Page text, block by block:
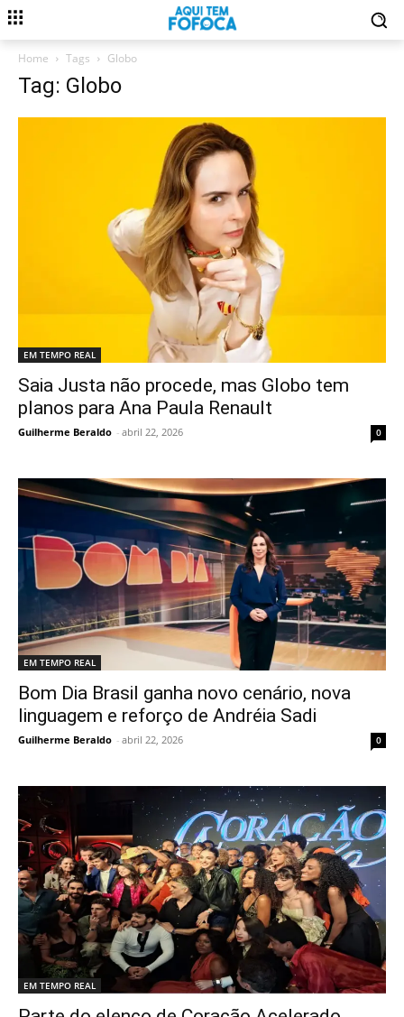
Home Tags Globo
Tag: Globo
EM TEMPO REAL
Saia Justa não procede, mas Globo tem
planos para Ana Paula Renault
Guilherme Beraldo - abril 22, 2026 0
EM TEMPO REAL
Bom Dia Brasil ganha novo cenário, nova
linguagem e reforço de Andréia Sadi
Guilherme Beraldo - abril 22, 2026 0
EM TEMPO REAL